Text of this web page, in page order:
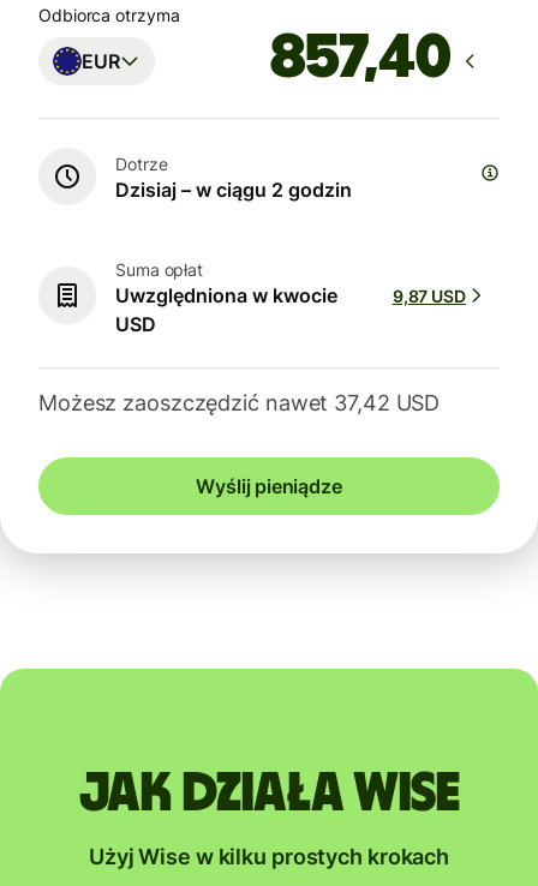
Odbiorca otrzyma
EUR
Dotrze
Dzisiaj – w ciągu 2 godzin
Suma opłat
Uwzględniona w kwocie
USD
9,87 USD
Możesz zaoszczędzić nawet 37,42 USD
Wyślij pieniądze
Jak działa Wise
Użyj Wise w kilku prostych krokach